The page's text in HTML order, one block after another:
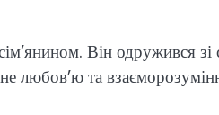
Він одружився
любов’ю та